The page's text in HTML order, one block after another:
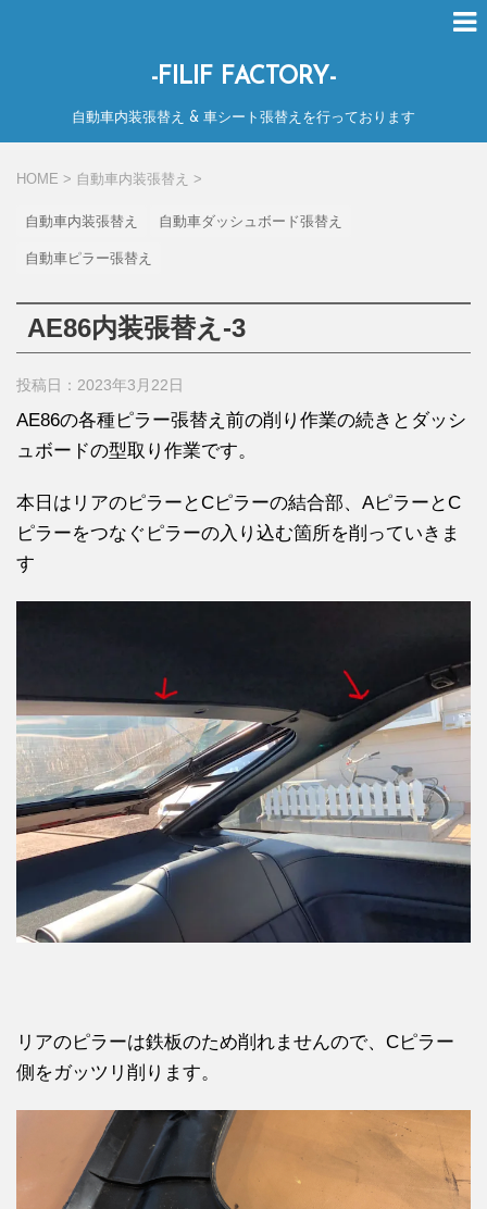
-FILIF FACTORY-
自動車内装張替え & 車シート張替えを行っております
HOME > 自動車内装張替え >
自動車内装張替え 自動車ダッシュボード張替え
自動車ピラー張替え
AE86内装張替え-3
投稿日：2023年3月22日
AE86の各種ピラー張替え前の削り作業の続きとダッシ
ュボードの型取り作業です。
本日はリアのピラーとCピラーの結合部、AピラーとC
ピラーをつなぐピラーの入り込む箇所を削っていきま
す
リアのピラーは鉄板のため削れませんので、Cピラー
側をガッツリ削ります。